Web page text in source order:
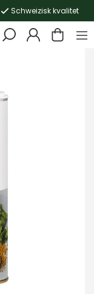
Schweizisk kvalitet